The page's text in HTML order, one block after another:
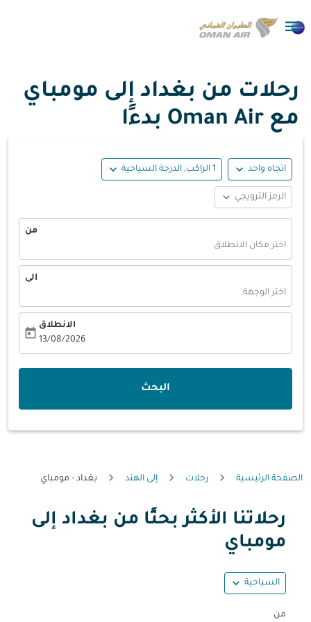

رحلات من بغداد إلى مومباي
مع Oman Air بدءًا
اتجاه واحد expand_more 1 الراكب, الدرجة السياحية expand_more
الرمز الترويجي expand_more
من
اختر مكان الانطلاق
الى
اختر الوجهة
الانطلاق
13/08/2026
today
البحث
الصفحة الرئيسية رحلات إلى الهند بغداد - مومباي
رحلاتنا الأكثر بحثًا من بغداد إلى
مومباي
السياحية expand_more
من
حاول تحديث الرحلة (مغادرة و/أو وجهة) أو التفاعل مع